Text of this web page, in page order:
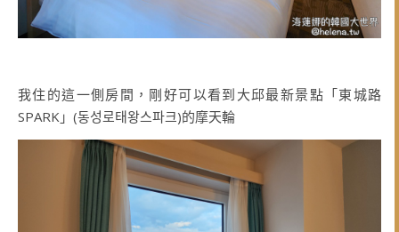
我住的這一側房間，剛好可以看到大邱最新景點「東城路
SPARK」(동성로태왕스파크)的摩天輪